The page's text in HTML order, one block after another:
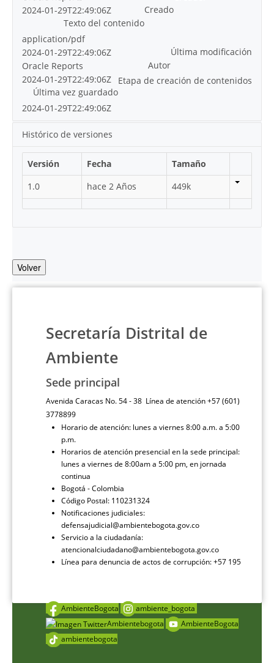
Creado
2024-01-29T22:49:06Z
Texto del contenido
application/pdf
Última modificación
2024-01-29T22:49:06Z
Autor
Oracle Reports
Etapa de creación de contenidos
2024-01-29T22:49:06Z
Última vez guardado
2024-01-29T22:49:06Z
Histórico de versiones
Versión Fecha
Tamaño
1.0
hace 2 Años 449k
Volver
Secretaría Distrital de
Ambiente
Sede principal
Avenida Caracas No. 54 - 38 Línea de atención +57 (601)
3778899
Horario de atención: lunes a viernes 8:00 a.m. a 5:00
p.m.
Horarios de atención presencial en la sede principal:
lunes a viernes de 8:00am a 5:00 pm, en jornada
continua
Bogotá - Colombia
Código Postal: 110231324
Notificaciones judiciales:
defensajudicial@ambientebogota.gov.co
Servicio a la ciudadanía:
atencionalciudadano@ambientebogota.gov.co
Línea para denuncia de actos de corrupción: +57 195
AmbienteBogota
ambiente_bogota
Ambientebogota
AmbienteBogota
ambientebogota